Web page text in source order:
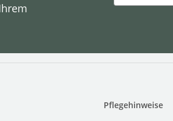
Pflegehinweise